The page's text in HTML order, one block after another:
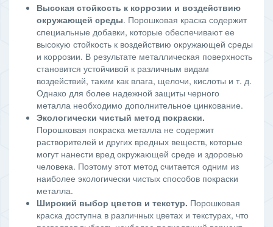
Высокая стойкость к коррозии и воздействию
окружающей среды. Порошковая краска содержит
специальные добавки, которые обеспечивают ее
высокую стойкость к воздействию окружающей среды
и коррозии. В результате металлическая поверхность
становится устойчивой к различным видам
воздействий, таким как влага, щелочи, кислоты и т. д.
Однако для более надежной защиты черного
металла необходимо дополнительное цинкование.
Экологически чистый метод покраски.
Порошковая покраска металла не содержит
растворителей и других вредных веществ, которые
могут нанести вред окружающей среде и здоровью
человека. Поэтому этот метод считается одним из
наиболее экологически чистых способов покраски
металла.
Широкий выбор цветов и текстур. Порошковая
краска доступна в различных цветах и текстурах, что